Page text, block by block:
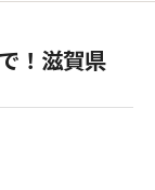
！滋賀県